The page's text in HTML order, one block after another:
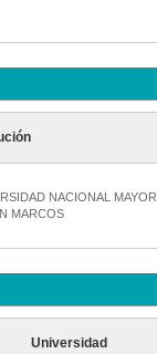
NACIONAL MAYOR
MARCOS
Universidad